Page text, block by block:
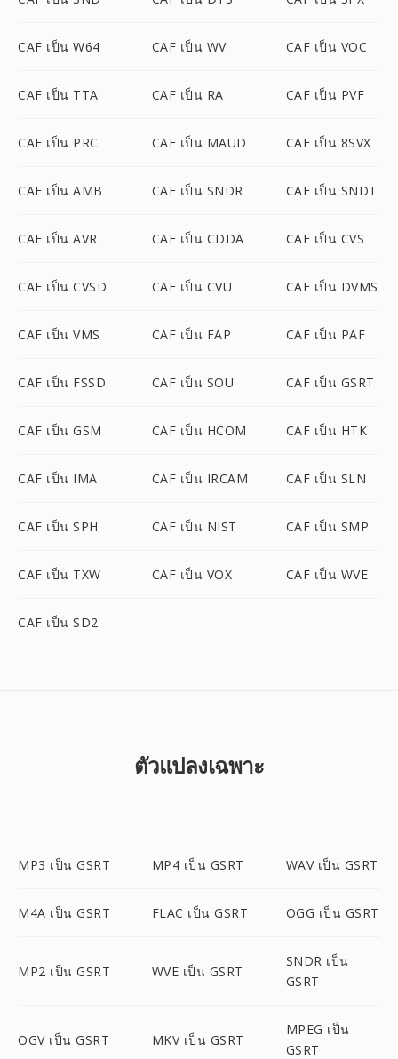
CAF เป็น W64 CAF เป็น WV CAF เป็น VOC
CAF เป็น TTA CAF เป็น RA CAF เป็น PVF
CAF เป็น PRC CAF เป็น MAUD CAF เป็น 8SVX
CAF เป็น AMB CAF เป็น SNDR CAF เป็น SNDT
CAF เป็น AVR CAF เป็น CDDA CAF เป็น CVS
CAF เป็น CVSD CAF เป็น CVU CAF เป็น DVMS
CAF เป็น VMS CAF เป็น FAP CAF เป็น PAF
CAF เป็น FSSD CAF เป็น SOU CAF เป็น GSRT
CAF เป็น GSM CAF เป็น HCOM CAF เป็น HTK
CAF เป็น IMA CAF เป็น IRCAM CAF เป็น SLN
CAF เป็น SPH CAF เป็น NIST CAF เป็น SMP
CAF เป็น TXW CAF เป็น VOX CAF เป็น WVE
CAF เป็น SD2
ตัวแปลงเฉพาะ
MP3 เป็น GSRT MP4 เป็น GSRT WAV เป็น GSRT
M4A เป็น GSRT FLAC เป็น GSRT OGG เป็น GSRT
MP2 เป็น GSRT WVE เป็น GSRT
SNDR เป็น
GSRT
OGV เป็น GSRT MKV เป็น GSRT
MPEG เป็น
GSRT